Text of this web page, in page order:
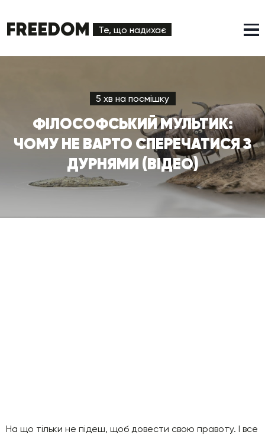
FREEDOM Те, що надихає
5 хв на посмішку
ФІЛОСОФСЬКИЙ МУЛЬТИК:
ЧОМУ НЕ ВАРТО СПЕРЕЧАТИСЯ З
ДУРНЯМИ (ВІДЕО)
На що тільки не підеш, щоб довести свою правоту. І все